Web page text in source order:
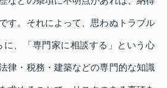
す。それによって、思わぬトラブル
に、「専門家に相談する」という心
律・税務・建築などの専門的な知識